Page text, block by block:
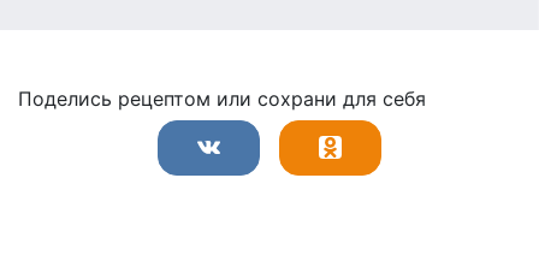
Поделись рецептом или сохрани для себя